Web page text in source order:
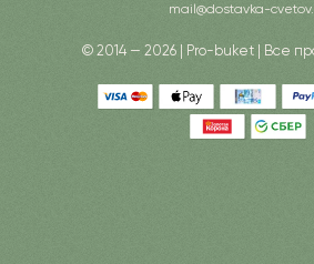
mail@dostavka-
© 2014 — 2026 | Pro-buket | Все